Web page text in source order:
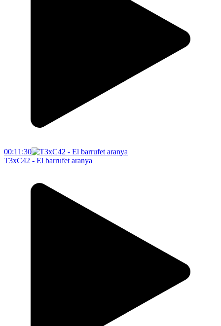
00:11:30
T3xC42 - El barrufet aranya